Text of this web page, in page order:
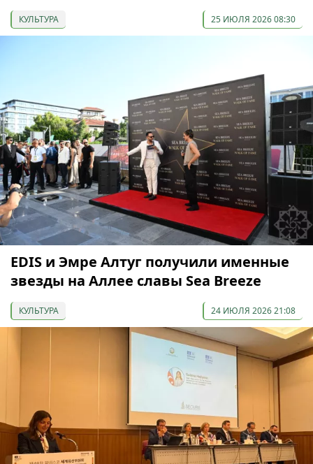
КУЛЬТУРА 25 ИЮЛЯ 2026 08:30
EDIS и Эмре Алтуг получили именные
звезды на Аллее славы Sea Breeze
КУЛЬТУРА 24 ИЮЛЯ 2026 21:08